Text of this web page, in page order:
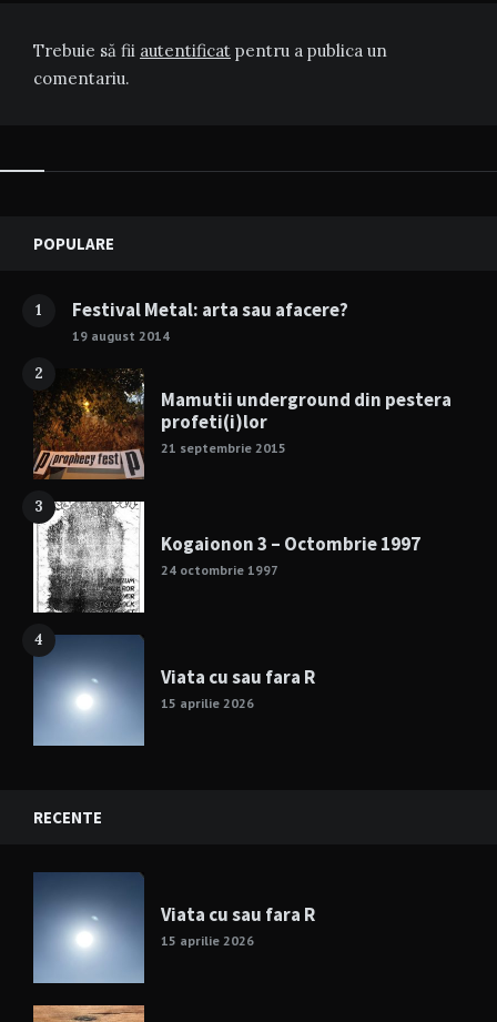
Trebuie să fii autentificat pentru a publica un
comentariu.
Widgets
POPULARE
1 Festival Metal: arta sau afacere?
19 august 2014
2
Mamutii underground din pestera
profeti(i)lor
21 septembrie 2015
3
Kogaionon 3 – Octombrie 1997
24 octombrie 1997
4
Viata cu sau fara R
15 aprilie 2026
RECENTE
Viata cu sau fara R
15 aprilie 2026